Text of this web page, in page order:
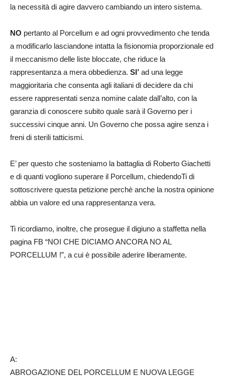
la necessità di agire davvero cambiando un intero sistema.
NO pertanto al Porcellum e ad ogni provvedimento che tenda
a modificarlo lasciandone intatta la fisionomia proporzionale ed
il meccanismo delle liste bloccate, che riduce la
rappresentanza a mera obbedienza. SI’ ad una legge
maggioritaria che consenta agli italiani di decidere da chi
essere rappresentati senza nomine calate dall’alto, con la
garanzia di conoscere subito quale sarà il Governo per i
successivi cinque anni. Un Governo che possa agire senza i
freni di sterili tatticismi.
E’ per questo che sosteniamo la battaglia di Roberto Giachetti
e di quanti vogliono superare il Porcellum, chiedendoTi di
sottoscrivere questa petizione perchè anche la nostra opinione
abbia un valore ed una rappresentanza vera.
Ti ricordiamo, inoltre, che prosegue il digiuno a staffetta nella
pagina FB “NOI CHE DICIAMO ANCORA NO AL
PORCELLUM !”, a cui è possibile aderire liberamente.
A:
ABROGAZIONE DEL PORCELLUM E NUOVA LEGGE